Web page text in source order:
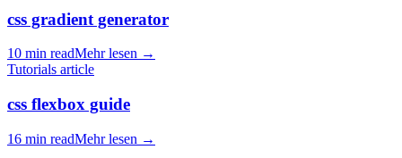
css gradient generator
10 min readMehr lesen →
Tutorials article
css flexbox guide
16 min readMehr lesen →